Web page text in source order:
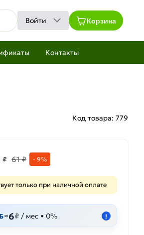
Войти Корзина
Контакты
Код товара: 779
₽ 61 ₽ - 9%
только при наличной оплате
≈6₽ / мес • 0% !